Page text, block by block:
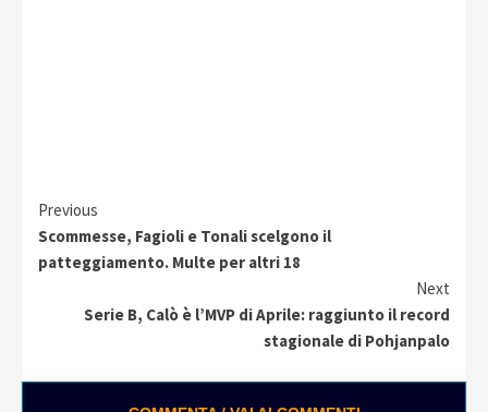
Continue
Reading
Previous
Scommesse, Fagioli e Tonali scelgono il
patteggiamento. Multe per altri 18
Next
Serie B, Calò è l’MVP di Aprile: raggiunto il record
stagionale di Pohjanpalo